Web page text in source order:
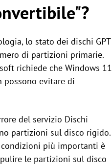
lo stato dei dischi GPT
di partizioni primarie.
richiede che Windows 11
possono evitare di
del servizio Dischi
partizioni sul disco rigido.
condizioni più importanti è
le partizioni sul disco